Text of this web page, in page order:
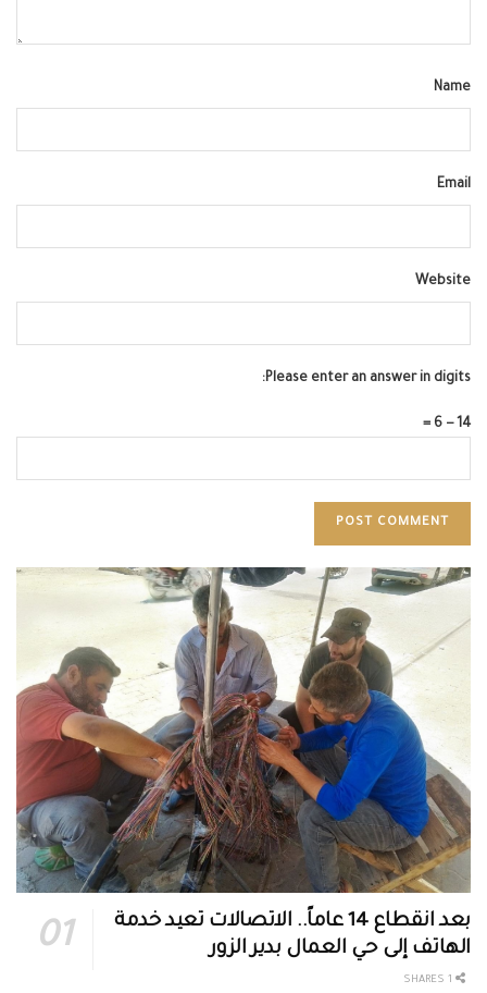
Name
Email
Website
Please enter an answer in digits:
14 − 6 =
بعد انقطاع 14 عاماً.. الاتصالات تعيد خدمة
الهاتف إلى حي العمال بدير الزور